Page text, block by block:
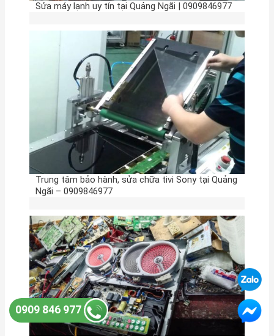
Sửa máy lạnh uy tín tại Quảng Ngãi | 0909846977
Trung tâm bảo hành, sửa chữa tivi Sony tại Quảng
Ngãi – 0909846977
0909 846 977